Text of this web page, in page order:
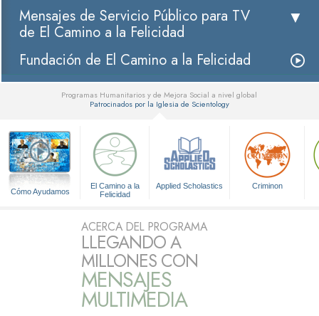
Mensajes de Servicio Público para TV
de El Camino a la Felicidad
Fundación de El Camino a la Felicidad
Programas Humanitarios y de Mejora Social a nivel global
Patrocinados por la Iglesia de Scientology
Cómo Ayudamos
El Camino a la
Felicidad
Applied Scholastics Criminon
ACERCA DEL PROGRAMA
LLEGANDO A
MILLONES CON
MENSAJES
MULTIMEDIA